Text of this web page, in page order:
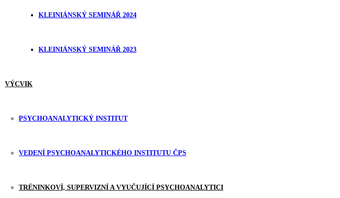
KLEINIÁNSKÝ SEMINÁŘ 2024
KLEINIÁNSKÝ SEMINÁŘ 2023
VÝCVIK
PSYCHOANALYTICKÝ INSTITUT
VEDENÍ PSYCHOANALYTICKÉHO INSTITUTU ČPS
TRÉNINKOVÍ, SUPERVIZNÍ A VYUČUJÍCÍ PSYCHOANALYTICI